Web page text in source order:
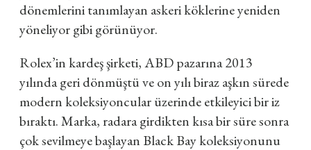
dönemlerini tanımlayan askeri köklerine yeniden
yöneliyor gibi görünüyor.
Rolex’in kardeş şirketi, ABD pazarına 2013
yılında geri dönmüştü ve on yılı biraz aşkın sürede
modern koleksiyoncular üzerinde etkileyici bir iz
bıraktı. Marka, radara girdikten kısa bir süre sonra
çok sevilmeye başlayan Black Bay koleksiyonunu